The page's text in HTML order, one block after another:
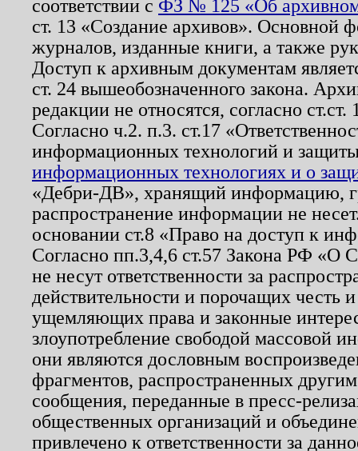
соответствии с ФЗ № 125 «Об
ст. 13 «Создание архивов». Основной
журналов, изданные книги, а также
Доступ к архивным документам
ст. 24 вышеобозначенного закона.
редакции не относятся, согласно
Согласно ч.2. п.3. ст.17
информационных технологий и
информационных технологиях и о
«Дебри-ДВ», хранящий информацию,
распространение информации не
основании ст.8 «Право на доступ к
Согласно пп.3,4,6 ст.57 Закона РФ «О
не несут ответственности за
действительности и порочащих честь
ущемляющих права и законные
злоупотребление свободой массовой
они являются дословным
фрагментов, распространенных
сообщения, переданные в пресс-
общественных организаций и
привлечено к ответственности за